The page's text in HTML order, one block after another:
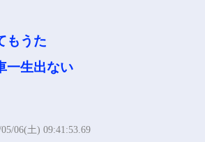
もうた
一生出ない
06(土) 09:41:53.69